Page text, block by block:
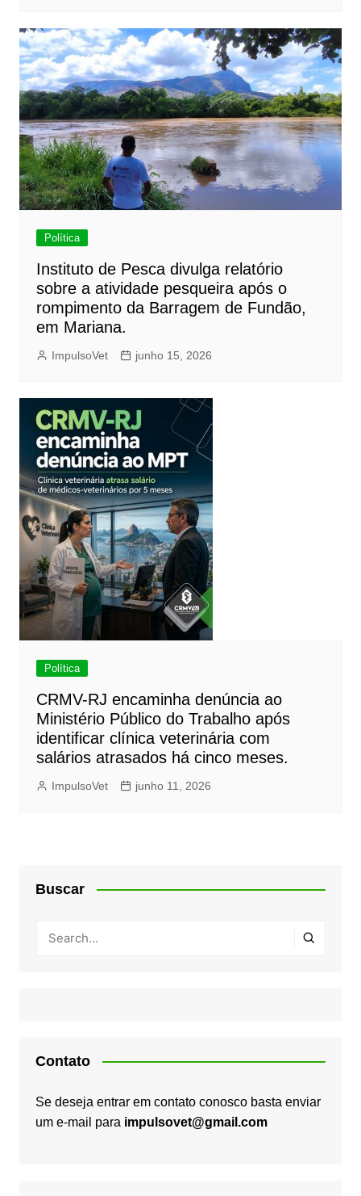
Política
Instituto de Pesca divulga relatório
sobre a atividade pesqueira após o
rompimento da Barragem de Fundão,
em Mariana.
ImpulsoVet junho 15, 2026
Política
CRMV-RJ encaminha denúncia ao
Ministério Público do Trabalho após
identificar clínica veterinária com
salários atrasados há cinco meses.
ImpulsoVet junho 11, 2026
Buscar
Contato
Se deseja entrar em contato conosco basta enviar
um e-mail para impulsovet@gmail.com